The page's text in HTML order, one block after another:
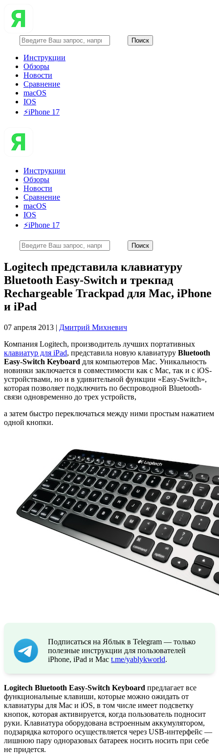
Инструкции
Обзоры
Новости
Сравнение
macOS
IOS
⚡️iPhone 17
Инструкции
Обзоры
Новости
Сравнение
macOS
IOS
⚡️iPhone 17
Logitech представила клавиатуру
Bluetooth Easy-Switch и трекпад
Rechargeable Trackpad для Mac, iPhone
и iPad
07 апреля 2013 | Дмитрий Михневич
Компания Logitech, производитель лучших портативных
клавиатур для iPad, представила новую клавиатуру Bluetooth
Easy-Switch Keyboard для компьютеров Mac. Уникальность
новинки заключается в совместимости как с Mac, так и c iOS-
устройствами, но и в удивительной функции «Easy-Switch»,
которая позволяет подключить по беспроводной Bluetooth-
связи одновременно до трех устройств,
а затем быстро переключаться между ними простым нажатием
одной кнопки.
Подписаться на Яблык в Telegram — только
полезные инструкции для пользователей
iPhone, iPad и Mac t.me/yablykworld.
Logitech Bluetooth Easy-Switch Keyboard предлагает все
функциональные клавиши, которые можно ожидать от
клавиатуры для Mac и iOS, в том числе имеет подсветку
кнопок, которая активируется, когда пользователь подносит
руки. Клавиатура оборудована встроенным аккумулятором,
подзарядка которого осуществляется через USB-интерфейс —
лишнюю пару одноразовых батареек носить носить при себе
не придется.